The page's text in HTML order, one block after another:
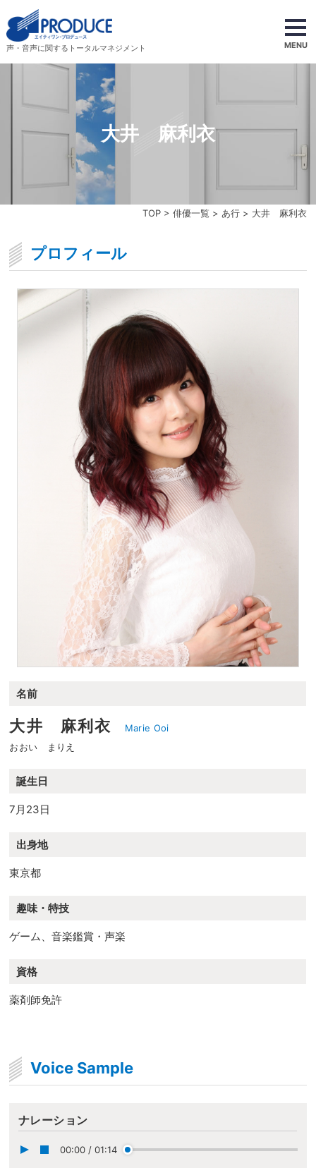
声・音声に関するトータルマネジメント MENU
TOP> 俳優一覧 > あ行> 大井 麻利衣
大井 麻利衣
プロフィール
名前
大井 麻利衣
Marie Ooi
おおい まりえ
誕生日
7月23日
出身地
東京都
趣味・特技
ゲーム、音楽鑑賞・声楽
資格
薬剤師免許
Voice Sample
ナレーション
00:00 / 01:14